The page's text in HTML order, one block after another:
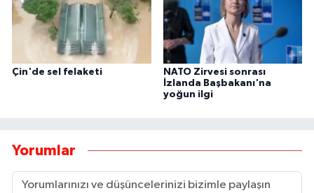
Çin'de sel felaketi
NATO Zirvesi sonrası
İzlanda Başbakanı'na
yoğun ilgi
Yorumlar